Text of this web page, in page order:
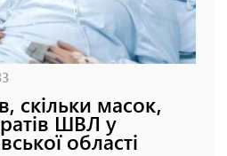
скільки масок,
ШВЛ у
області